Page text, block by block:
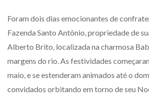
Foram dois dias emocionantes de
Fazenda Santo Antônio, propriedade de
Alberto Brito, localizada na charmosa
margens do rio. As festividades
maio, e se estenderam animados até o
convidados orbitando em torno de seu